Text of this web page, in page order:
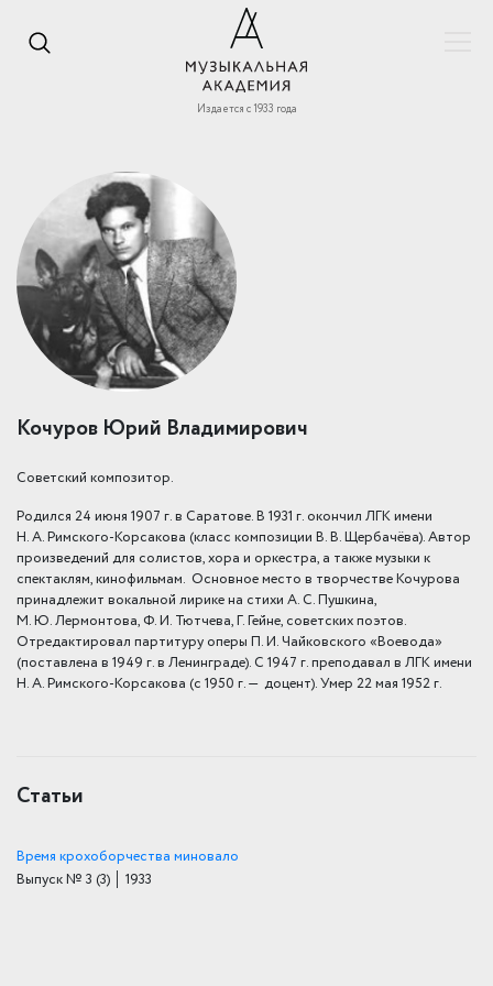
Издается с 1933 года
Кочуров Юрий Владимирович
Советский композитор.
Родился 24 июня 1907 г. в Саратове. В 1931 г. окончил ЛГК имени
Н. А. Римского-Корсакова (класс композиции В. В. Щербачёва). Автор
произведений для солистов, хора и оркестра, а также музыки к
спектаклям, кинофильмам. Основное место в творчестве Кочурова
принадлежит вокальной лирике на стихи А. С. Пушкина,
М. Ю. Лермонтова, Ф. И. Тютчева, Г. Гейне, советских поэтов.
Отредактировал партитуру оперы П. И. Чайковского «Воевода»
(поставлена в 1949 г. в Ленинграде). С 1947 г. преподавал в ЛГК имени
Н. А. Римского-Корсакова (с 1950 г. — доцент). Умер 22 мая 1952 г.
Статьи
Время крохоборчества миновало
Выпуск № 3 (3) │ 1933